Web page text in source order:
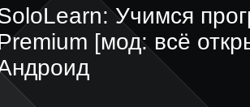
Учимся
[мод: всё